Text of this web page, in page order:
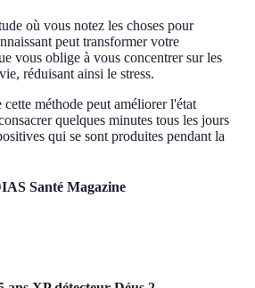
où vous notez les choses pour
peut transformer votre
vous oblige à vous concentrer sur les
réduisant ainsi le stress.
méthode peut améliorer l'état
quelques minutes tous les jours
qui se sont produites pendant la
Santé Magazine